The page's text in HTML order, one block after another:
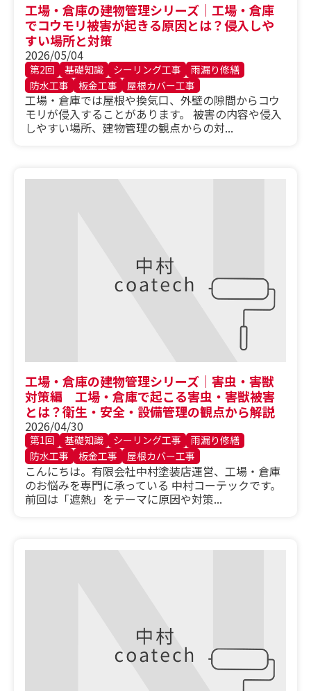
工場・倉庫の建物管理シリーズ｜工場・倉庫
でコウモリ被害が起きる原因とは？侵入しや
すい場所と対策
2026/05/04
第2回 基礎知識 シーリング工事
雨漏り修繕
防水工事
板金工事 屋根カバー工事
工場・倉庫では屋根や換気口、外壁の隙間からコウ
モリが侵入することがあります。 被害の内容や侵入
しやすい場所、建物管理の観点からの対...
工場・倉庫の建物管理シリーズ｜害虫・害獣
対策編 工場・倉庫で起こる害虫・害獣被害
とは？衛生・安全・設備管理の観点から解説
2026/04/30
第1回 基礎知識 シーリング工事
雨漏り修繕
防水工事
板金工事 屋根カバー工事
こんにちは。有限会社中村塗装店運営、工場・倉庫
のお悩みを専門に承っている 中村コーテックです。
前回は「遮熱」をテーマに原因や対策...